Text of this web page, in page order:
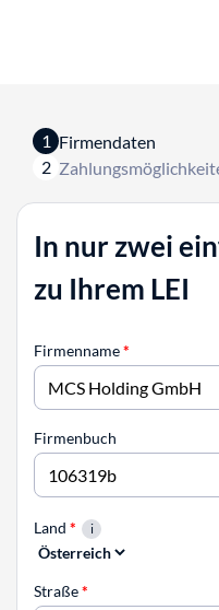
1 Firmendaten
2
In nur zwei
zu Ihrem LEI
Firmenname*
Firmenbuch
Land *
Straße*